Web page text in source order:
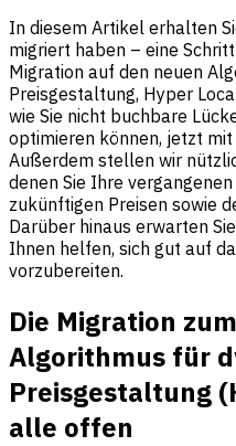
In diesem Artikel erhalten
migriert haben – eine
Migration auf den neuen
Preisgestaltung, Hyper
wie Sie nicht buchbare
optimieren können, jetzt
Außerdem stellen wir
denen Sie Ihre
zukünftigen Preisen sowie
Darüber hinaus erwarten
Ihnen helfen, sich gut auf
vorzubereiten.
Die Migration
Algorithmus für
Preisgestaltung
alle offen